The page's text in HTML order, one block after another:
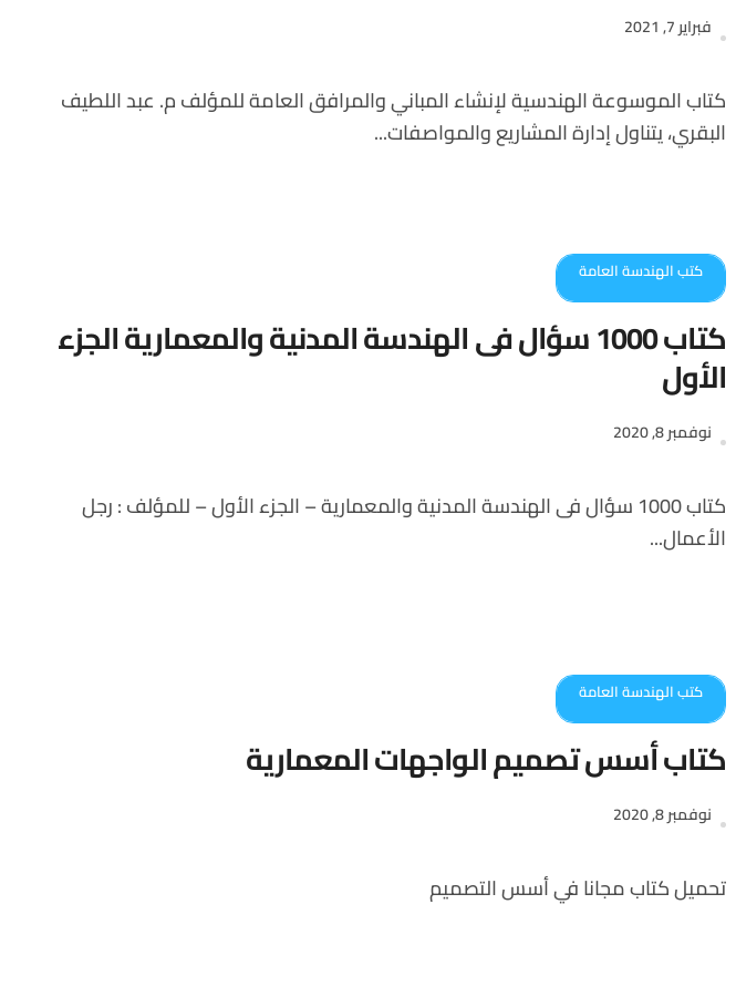
فبراير 7, 2021
كتاب الموسوعة الهندسية لإنشاء المباني والمرافق العامة للمؤلف م. عبد اللطيف
البقري، يتناول إدارة المشاريع والمواصفات...
كتب الهندسة العامة
كتاب 1000 سؤال فى الهندسة المدنية والمعمارية الجزء
الأول
نوفمبر 8, 2020
كتاب 1000 سؤال فى الهندسة المدنية والمعمارية – الجزء الأول – للمؤلف : رجل
الأعمال...
كتب الهندسة العامة
كتاب أسس تصميم الواجهات المعمارية
نوفمبر 8, 2020
تحميل كتاب مجانا في أسس التصميم